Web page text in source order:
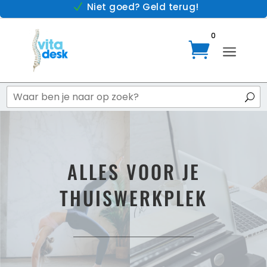
N Niet goed? Geld terug!

0
a
ALLES VOOR JE
THUISWERKPLEK